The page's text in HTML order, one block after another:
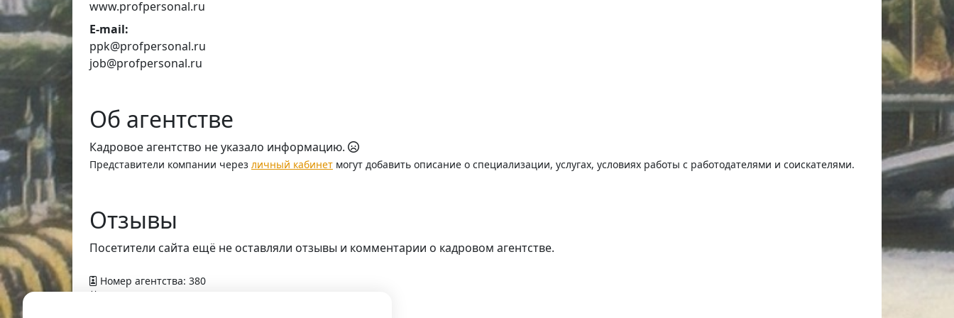
www.profpersonal.ru
E-mail:
ppk@profpersonal.ru
job@profpersonal.ru
Об агентстве
Кадровое агентство не указало информацию.
Представители компании через личный кабинет могут добавить описание о специализации, услугах, условиях работы с работодателями и соискателями.
Отзывы
Посетители сайта ещё не оставляли отзывы и комментарии о кадровом агентстве.
Номер агентства: 380